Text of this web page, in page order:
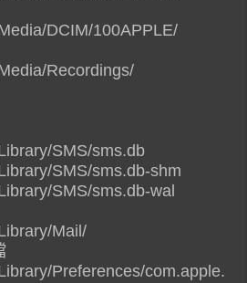
DCIM/100APPLE/
Recordings/
SMS/sms.db
SMS/sms.db-shm
SMS/sms.db-wal
Mail/
Preferences/com.apple.